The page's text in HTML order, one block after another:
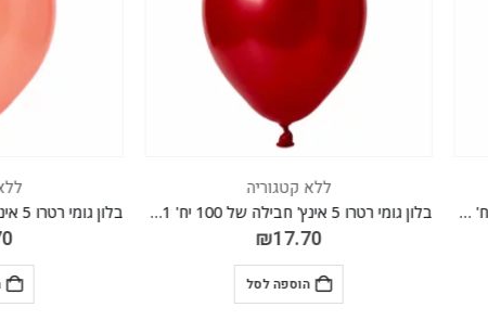
ללא קטגוריה
בלון גומי רטרו 5 אינץ' חבילה של 100 יח' GARNET 011
הוספה לסל
ללא קטגוריה
הוספה לסל